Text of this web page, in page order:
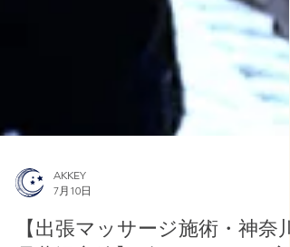
AKKEY